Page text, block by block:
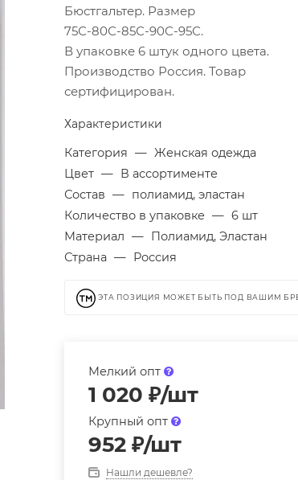
Бюстгальтер. Размер
75С-80С-85С-90С-95С.
В упаковке 6 штук одного цвета.
Производство Россия. Товар
сертифицирован.
Характеристики
Категория — Женская одежда
Цвет — В ассортименте
Состав — полиамид, эластан
Количество в упаковке — 6 шт
Материал — Полиамид, Эластан
Страна — Россия
ЭТА ПОЗИЦИЯ МОЖЕТ БЫТЬ ПОД ВАШИМ
Мелкий опт
1 020 ₽/шт
Крупный опт
952 ₽/шт
Нашли дешевле?